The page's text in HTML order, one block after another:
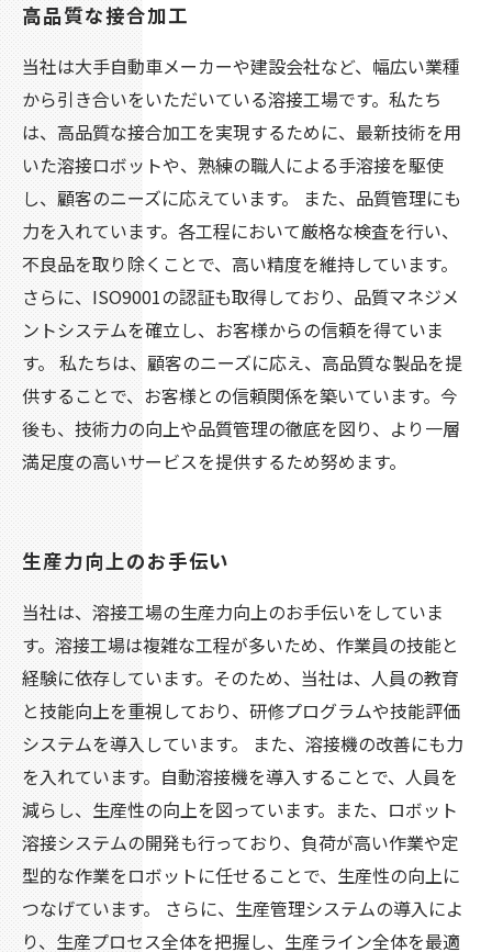
高品質な接合加工
当社は大手自動車メーカーや建設会社など、幅広い業種
から引き合いをいただいている溶接工場です。私たち
は、高品質な接合加工を実現するために、最新技術を用
いた溶接ロボットや、熟練の職人による手溶接を駆使
し、顧客のニーズに応えています。 また、品質管理にも
力を入れています。各工程において厳格な検査を行い、
不良品を取り除くことで、高い精度を維持しています。
さらに、ISO9001の認証も取得しており、品質マネジメ
ントシステムを確立し、お客様からの信頼を得ていま
す。 私たちは、顧客のニーズに応え、高品質な製品を提
供することで、お客様との信頼関係を築いています。今
後も、技術力の向上や品質管理の徹底を図り、より一層
満足度の高いサービスを提供するため努めます。
生産力向上のお手伝い
当社は、溶接工場の生産力向上のお手伝いをしていま
す。溶接工場は複雑な工程が多いため、作業員の技能と
経験に依存しています。そのため、当社は、人員の教育
と技能向上を重視しており、研修プログラムや技能評価
システムを導入しています。 また、溶接機の改善にも力
を入れています。自動溶接機を導入することで、人員を
減らし、生産性の向上を図っています。また、ロボット
溶接システムの開発も行っており、負荷が高い作業や定
型的な作業をロボットに任せることで、生産性の向上に
つなげています。 さらに、生産管理システムの導入によ
り、生産プロセス全体を把握し、生産ライン全体を最適